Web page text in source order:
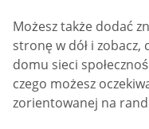
Możesz także dodać
stronę w dół i
domu sieci
czego możesz
zorientowanej na